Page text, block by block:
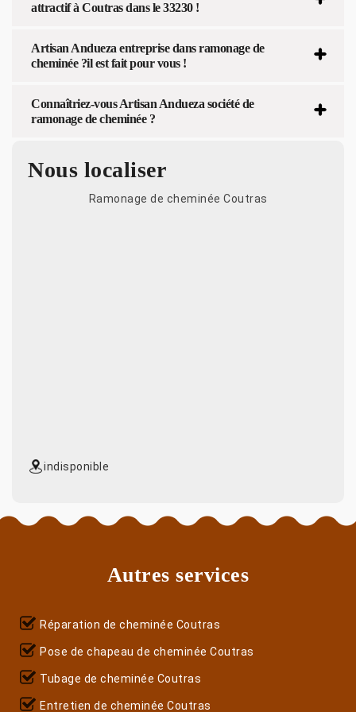
attractif à Coutras dans le 33230 !
Artisan Andueza entreprise dans ramonage de
cheminée ?il est fait pour vous !
Connaîtriez-vous Artisan Andueza société de
ramonage de cheminée ?
Nous localiser
Ramonage de cheminée Coutras
indisponible
Autres services
Réparation de cheminée Coutras
Pose de chapeau de cheminée Coutras
Tubage de cheminée Coutras
Entretien de cheminée Coutras